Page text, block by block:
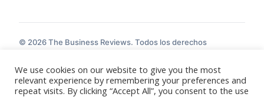
© 2026 The Business Reviews. Todos los derechos
We use cookies on our website to give you the most
relevant experience by remembering your preferences and
repeat visits. By clicking “Accept All”, you consent to the use